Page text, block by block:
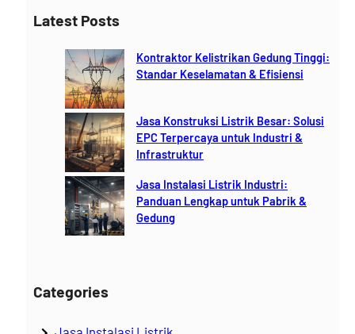
aLatest Posts
Kontraktor Kelistrikan Gedung Tinggi:
Standar Keselamatan & Efisiensi
Jasa Konstruksi Listrik Besar: Solusi
EPC Terpercaya untuk Industri &
Infrastruktur
Jasa Instalasi Listrik Industri:
Panduan Lengkap untuk Pabrik &
Gedung
Categories